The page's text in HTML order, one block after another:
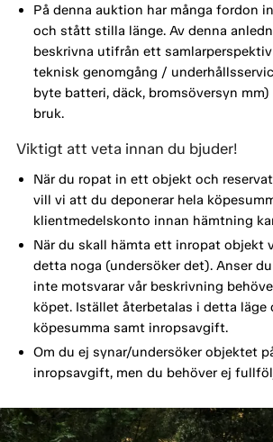
På denna auktion har många fordon
och stått stilla länge. Av denna
beskrivna utifrån ett
teknisk genomgång /
byte batteri, däck, bromsöversyn
bruk.
Viktigt att veta innan du bjuder!
När du ropat in ett objekt och
vill vi att du deponerar hela
klientmedelskonto innan hämtning
När du skall hämta ett inropat objekt
detta noga (undersöker det). Anser
inte motsvarar vår beskrivning
köpet. Istället återbetalas i detta läge
köpesumma samt inropsavgift.
Om du ej synar/undersöker objektet
inropsavgift, men du behöver ej